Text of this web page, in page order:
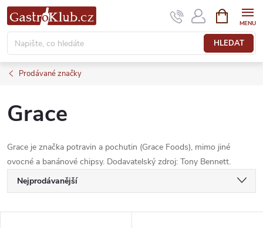
Přejít
na
obsah
HLEDAT
NÁKUPNÍ
KOŠÍK
Prodávané značky
Grace
Grace je značka potravin a pochutin (Grace Foods), mimo jiné
ovocné a banánové chipsy. Dodavatelský zdroj: Tony Bennett.
Ř
a
Nejprodávanější